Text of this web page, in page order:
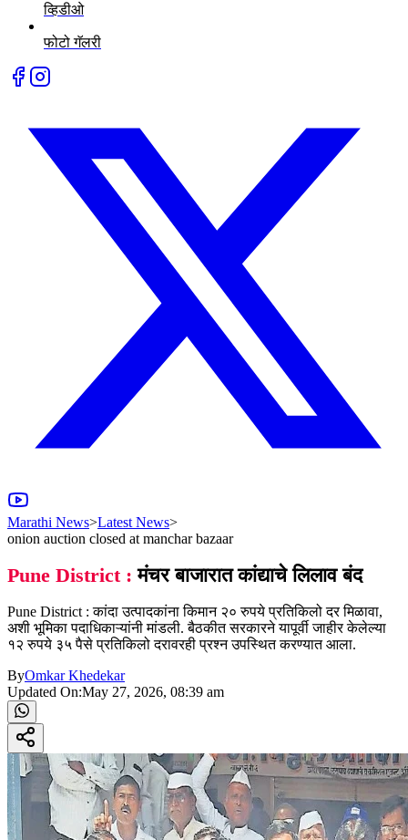
व्हिडीओ
फोटो गॅलरी
Marathi News>Latest News>
onion auction closed at manchar bazaar
Pune District : मंचर बाजारात कांद्याचे लिलाव बंद
Pune District : कांदा उत्पादकांना किमान २० रुपये प्रतिकिलो दर मिळावा,
अशी भूमिका पदाधिकाऱ्यांनी मांडली. बैठकीत सरकारने यापूर्वी जाहीर केलेल्या
१२ रुपये ३५ पैसे प्रतिकिलो दरावरही प्रश्न उपस्थित करण्यात आला.
ByOmkar Khedekar
Updated On:May 27, 2026, 08:39 am